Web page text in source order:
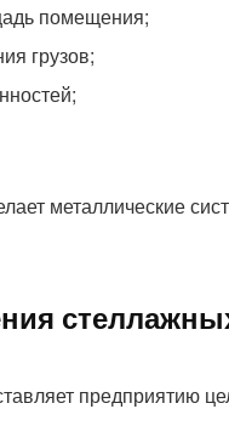
помещения;
грузов;
металлические
предприятию